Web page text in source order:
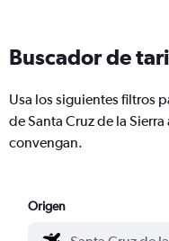
Buscador de
Usa los siguientes filtros
de Santa Cruz de la
convengan.
Origen